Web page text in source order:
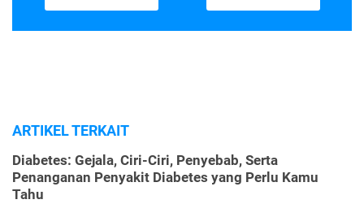
ARTIKEL TERKAIT
Diabetes: Gejala, Ciri-Ciri, Penyebab, Serta
Penanganan Penyakit Diabetes yang Perlu Kamu
Tahu